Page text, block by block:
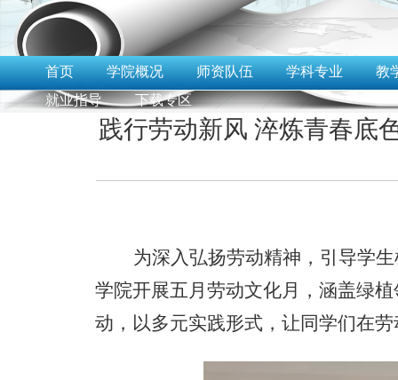
首页 学院概况 师资队伍 学科专业
教
就业指导
下载专区
践行劳动新风 淬炼青春
为深入弘扬劳动精神，引导学
学院开展五月劳动文化月，涵盖绿
动，以多元实践形式，让同学们在